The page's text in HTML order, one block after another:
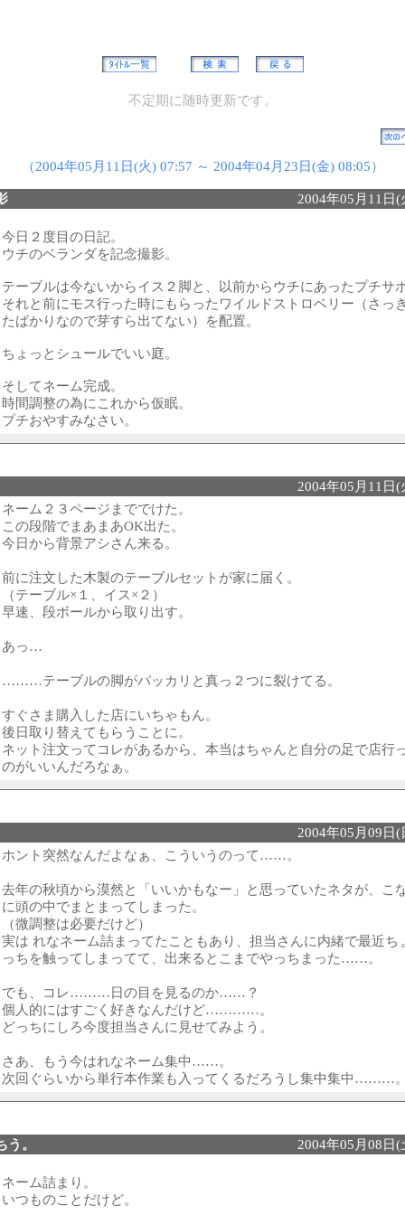
不定期に随時更新です。
（2004年05月11日(火) 07:57 ～ 2004年04月23日(金) 08:05）
2004年05月11日(
今日２度目の日記。
ウチのベランダを記念撮影。
テーブルは今ないからイス２脚と、以前からウチにあったプチサ
それと前にモス行った時にもらったワイルドストロベリー（さっ
たばかりなので芽すら出てない）を配置。
ちょっとシュールでいい庭。
そしてネーム完成。
時間調整の為にこれから仮眠。
プチおやすみなさい。
2004年05月11日(
ネーム２３ページまででけた。
この段階でまあまあOK出た。
今日から背景アシさん来る。
前に注文した木製のテーブルセットが家に届く。
（テーブル×１、イス×２）
早速、段ボールから取り出す。
あっ…
………テーブルの脚がパッカリと真っ２つに裂けてる。
すぐさま購入した店にいちゃもん。
後日取り替えてもらうことに。
ネット注文ってコレがあるから、本当はちゃんと自分の足で店行
のがいいんだろなぁ。
2004年05月09日(
ホント突然なんだよなぁ、こういうのって……。
去年の秋頃から漠然と「いいかもなー」と思っていたネタが、こ
に頭の中でまとまってしまった。
（微調整は必要だけど）
実は れなネーム詰まってたこともあり、担当さんに内緒で最近ち
っちを触ってしまってて、出来るとこまでやっちまった……。
でも、コレ………日の目を見るのか……？
個人的にはすごく好きなんだけど…………。
どっちにしろ今度担当さんに見せてみよう。
さあ、もう今はれなネーム集中……。
次回ぐらいから単行本作業も入ってくるだろうし集中集中………。
う。 2004年05月08日(
ネーム詰まり。
いつものことだけど。